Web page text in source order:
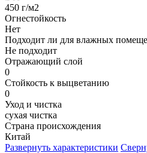
450 г/м2
Огнестойкость
Нет
Подходит ли для влажных
Не подходит
Отражающий слой
0
Стойкость к выцветанию
0
Уход и чистка
сухая чистка
Страна происхождения
Китай
Развернуть характеристики